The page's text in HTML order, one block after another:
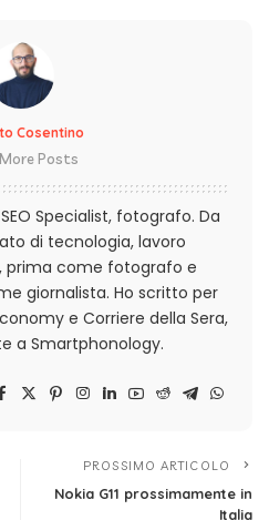
Cosentino
Posts
Specialist, fotografo. Da
di tecnologia, lavoro
prima come fotografo e
giornalista. Ho scritto per
e Corriere della Sera,
a Smartphonology.
PROSSIMO ARTICOLO
Nokia G11 prossimamente in
Italia